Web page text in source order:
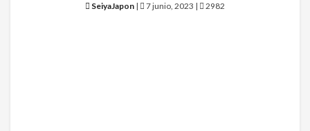
SeiyaJapon | 7 junio, 2023 | 2982